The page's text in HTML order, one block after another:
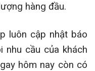
hàng đầu.
luôn cập nhật báo
nhu cầu của khách
hôm nay còn có